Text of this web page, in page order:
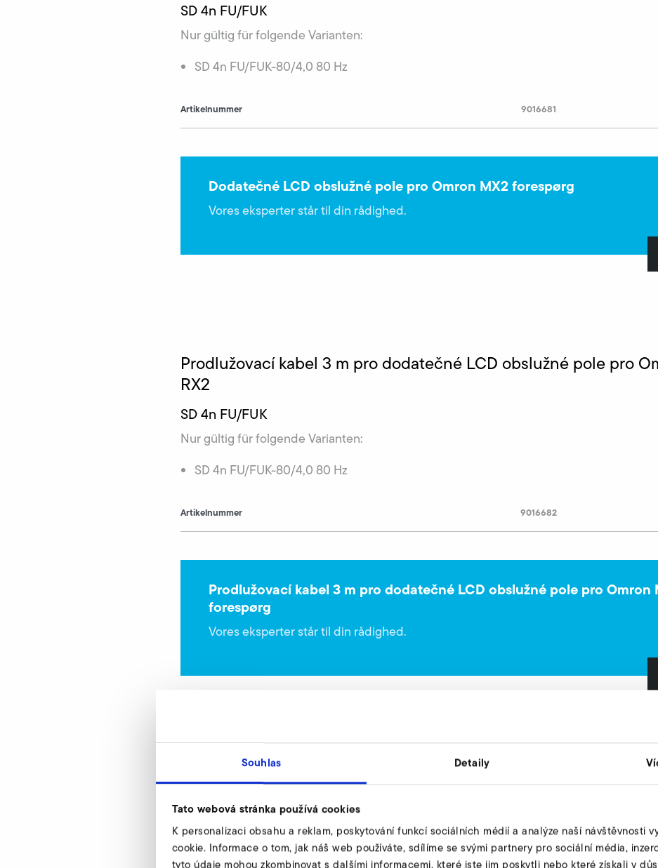
Souhlas Detaily
Tato webová stránka používá cookies
K personalizaci obsahu a reklam, poskytování funkcí sociálních médií a analýze naší návštěvnosti
cookie. Informace o tom, jak náš web používáte, sdílíme se svými partnery pro sociální média,
tyto údaje mohou zkombinovat s dalšími informacemi, které jste jim poskytli nebo které získali v
SD 4n FU/FUK
Nur gültig für folgende Varianten:
SD 4n FU/FUK-80/4,0 80 Hz
Artikelnummer 9016681
Dodatečné LCD obslužné pole pro Omron MX2 forespørg
Vores eksperter står til din rådighed.
Prodlužovací kabel 3 m pro dodatečné LCD obslužné pole pro
RX2
SD 4n FU/FUK
Nur gültig für folgende Varianten:
SD 4n FU/FUK-80/4,0 80 Hz
Artikelnummer 9016682
Prodlužovací kabel 3 m pro dodatečné LCD obslužné pole pro Omron
forespørg
Vores eksperter står til din rådighed.
USB-parametrizovaný kabel o délce 3 m pro Omron MX2
SD 4n FU/FUK
Nur gültig für folgende Varianten: